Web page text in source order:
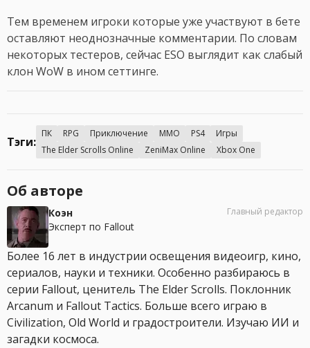
Тем временем игроки которые уже участвуют в бете
оставляют неоднозначные комментарии. По словам
некоторых тестеров, сейчас ESO выглядит как слабый
клон WoW в ином сеттинге.
Тэги:
ПК RPG Приключение MMO PS4
Игры
The Elder Scrolls Online
ZeniMax Online Xbox One
Об авторе
Коэн
Эксперт по Fallout
Главный редактор
Более 16 лет в индустрии освещения видеоигр, кино,
сериалов, науки и техники. Особенно разбираюсь в
серии Fallout, ценитель The Elder Scrolls. Поклонник
Arcanum и Fallout Tactics. Больше всего играю в
Civilization, Old World и градостроители. Изучаю ИИ и
загадки космоса.